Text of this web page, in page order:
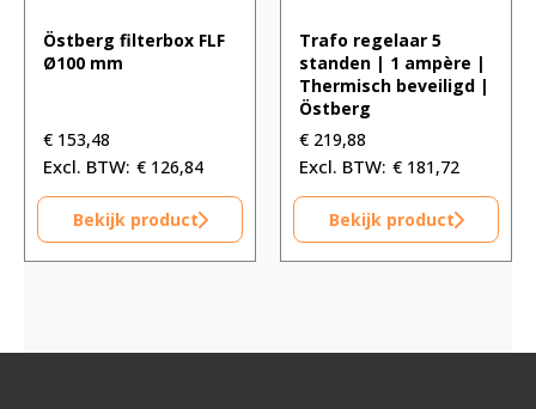
Östberg filterbox FLF
Ø100 mm
€ 153,48
€ 126,84
Bekijk product
Trafo regelaar 5
standen | 1 ampère |
Thermisch beveiligd |
Östberg
€ 219,88
€ 181,72
Bekijk product